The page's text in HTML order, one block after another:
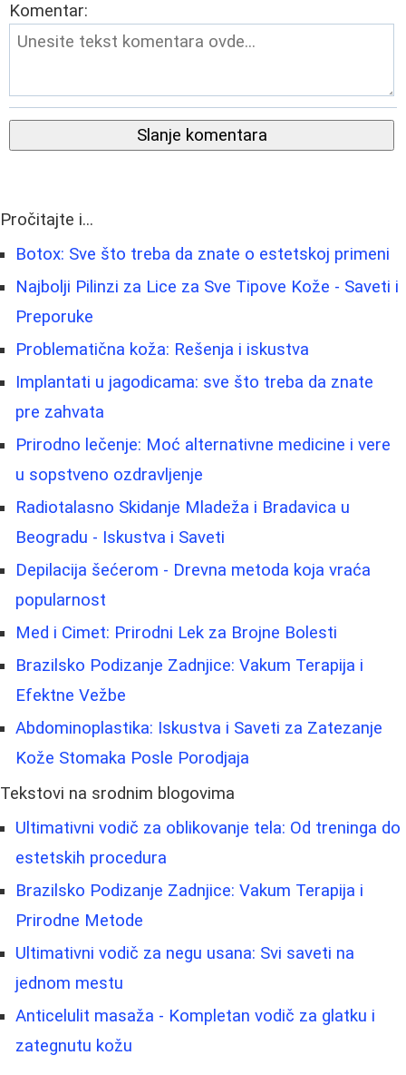
Komentar:
Slanje komentara
Pročitajte i...
Botox: Sve što treba da znate o estetskoj primeni
Najbolji Pilinzi za Lice za Sve Tipove Kože - Saveti i
Preporuke
Problematična koža: Rešenja i iskustva
Implantati u jagodicama: sve što treba da znate
pre zahvata
Prirodno lečenje: Moć alternativne medicine i vere
u sopstveno ozdravljenje
Radiotalasno Skidanje Mladeža i Bradavica u
Beogradu - Iskustva i Saveti
Depilacija šećerom - Drevna metoda koja vraća
popularnost
Med i Cimet: Prirodni Lek za Brojne Bolesti
Brazilsko Podizanje Zadnjice: Vakum Terapija i
Efektne Vežbe
Abdominoplastika: Iskustva i Saveti za Zatezanje
Kože Stomaka Posle Porodjaja
Tekstovi na srodnim blogovima
Ultimativni vodič za oblikovanje tela: Od treninga do
estetskih procedura
Brazilsko Podizanje Zadnjice: Vakum Terapija i
Prirodne Metode
Ultimativni vodič za negu usana: Svi saveti na
jednom mestu
Anticelulit masaža - Kompletan vodič za glatku i
zategnutu kožu